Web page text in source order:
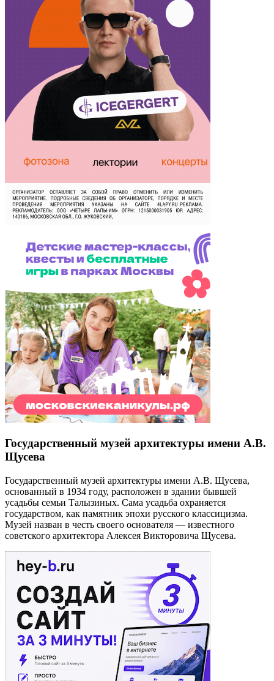
Государственный музей архитектуры имени А.В.
Щусева
Государственный музей архитектуры имени А.В. Щусева,
основанный в 1934 году, расположен в здании бывшей
усадьбы семьи Талызиных. Сама усадьба охраняется
государством, как памятник эпохи русского классицизма.
Музей назван в честь своего основателя — известного
советского архитектора Алексея Викторовича Щусева.